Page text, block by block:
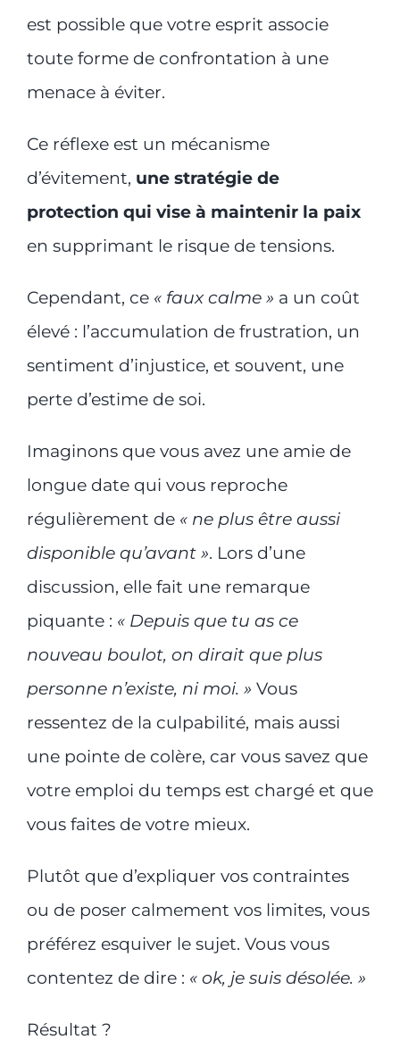
est possible que votre esprit associe
toute forme de confrontation à une
menace à éviter.
Ce réflexe est un mécanisme
d’évitement, une stratégie de
protection qui vise à maintenir la paix
en supprimant le risque de tensions.
Cependant, ce « faux calme » a un coût
élevé : l’accumulation de frustration, un
sentiment d’injustice, et souvent, une
perte d’estime de soi.
Imaginons que vous avez une amie de
longue date qui vous reproche
régulièrement de « ne plus être aussi
disponible qu’avant ». Lors d’une
discussion, elle fait une remarque
piquante : « Depuis que tu as ce
nouveau boulot, on dirait que plus
personne n’existe, ni moi. » Vous
ressentez de la culpabilité, mais aussi
une pointe de colère, car vous savez que
votre emploi du temps est chargé et que
vous faites de votre mieux.
Plutôt que d’expliquer vos contraintes
ou de poser calmement vos limites, vous
préférez esquiver le sujet. Vous vous
contentez de dire : « ok, je suis désolée. »
Résultat ?